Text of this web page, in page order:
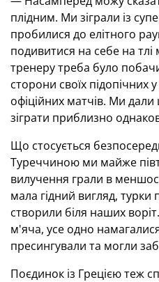
плідним. Ми зіграли із
пробилися до елітного
подивитися на себе на
тренеру треба було
сторони своїх підопічних
офіційних матчів. Ми
зіграти приблизно
Що стосується
Туреччиною ми майже
вилучення грали в
мала гідний вигляд, турки
створили біля наших
м'яча, усе одно
пресингували та могли
Поєдинок із Грецією теж